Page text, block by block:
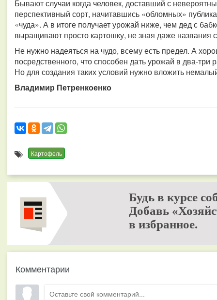
Бывают случаи когда человек, доставший с
перспективный сорт, начитавшись «обломных»
«чуда». А в итоге получает урожай ниже, чем дед с
выращивают просто картошку, не зная даже названия
Не нужно надеяться на чудо, всему есть предел. А
посредственного, что способен дать урожай в два-
Но для создания таких условий нужно вложить
Владимир Петренкоенко
Картофель
Будь в курсе
Добавь
в избранное.
Комментарии